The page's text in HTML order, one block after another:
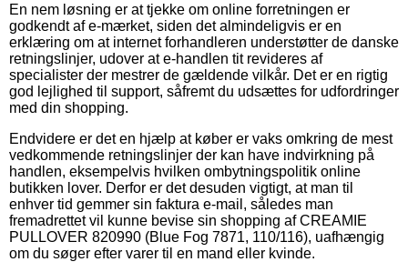
En nem løsning er at tjekke om online forretningen er
godkendt af e-mærket, siden det almindeligvis er en
erklæring om at internet forhandleren understøtter de danske
retningslinjer, udover at e-handlen tit revideres af
specialister der mestrer de gældende vilkår. Det er en rigtig
god lejlighed til support, såfremt du udsættes for udfordringer
med din shopping.
Endvidere er det en hjælp at køber er vaks omkring de mest
vedkommende retningslinjer der kan have indvirkning på
handlen, eksempelvis hvilken ombytningspolitik online
butikken lover. Derfor er det desuden vigtigt, at man til
enhver tid gemmer sin faktura e-mail, således man
fremadrettet vil kunne bevise sin shopping af CREAMIE
PULLOVER 820990 (Blue Fog 7871, 110/116), uafhængig
om du søger efter varer til en mand eller kvinde.